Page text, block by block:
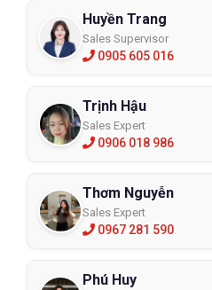
Huyền Trang
Sales Supervisor
0905 605 016
Trịnh Hậu
Sales Expert
0906 018 986
Thơm Nguyễn
Sales Expert
0967 281 590
Phú Huy